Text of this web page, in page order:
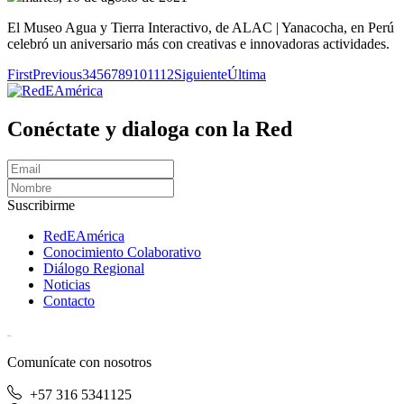
El Museo Agua y Tierra Interactivo, de ALAC | Yanacocha, en Perú
celebró un aniversario más con creativas e innovadoras actividades.
FirstPrevious3456789101112SiguienteÚltima
Conéctate y dialoga con la Red
Suscribirme
RedEAmérica
Conocimiento Colaborativo
Diálogo Regional
Noticias
Contacto
Comunícate con nosotros
+57 316 5341125